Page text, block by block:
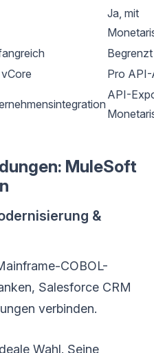
Ja, mit
Begrenzt
Pro
API-
MuleSoft
&
COBOL-
Salesforce CRM
verbinden.
Wahl. Seine